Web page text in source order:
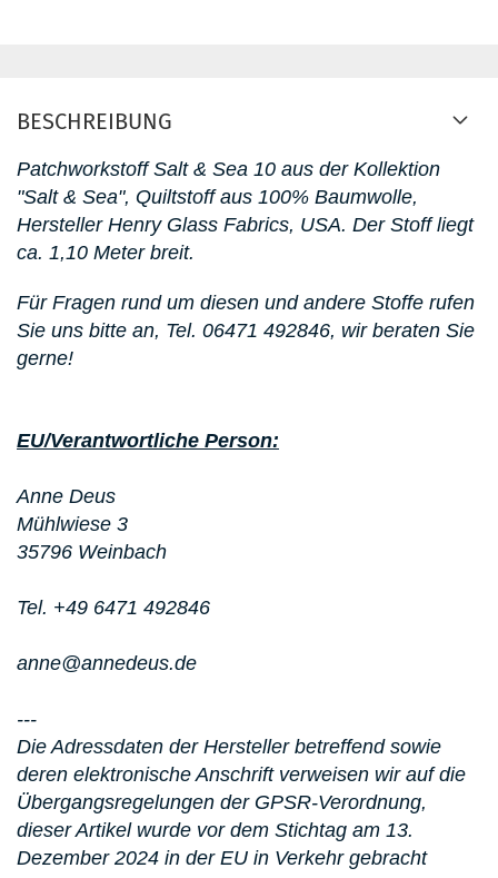
BESCHREIBUNG
Patchworkstoff Salt & Sea 10 aus der Kollektion
"Salt & Sea", Quiltstoff aus 100% Baumwolle,
Hersteller Henry Glass Fabrics, USA. Der Stoff liegt
ca. 1,10 Meter breit.
Für Fragen rund um diesen und andere Stoffe rufen
Sie uns bitte an, Tel. 06471 492846, wir beraten Sie
gerne!
EU/Verantwortliche Person:
Anne Deus
Mühlwiese 3
35796 Weinbach
Tel. +49 6471 492846
anne@annedeus.de
---
Die Adressdaten der Hersteller betreffend sowie
deren elektronische Anschrift verweisen wir auf die
Übergangsregelungen der GPSR-Verordnung,
dieser Artikel wurde vor dem Stichtag am 13.
Dezember 2024 in der EU in Verkehr gebracht